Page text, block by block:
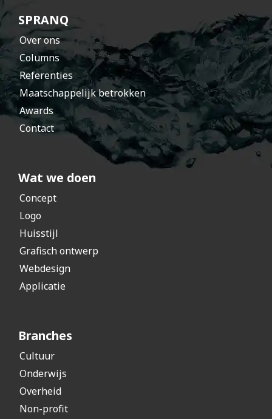
ht
SPRANQ
Over ons
Columns
Referenties
Maatschappelijk betrokken
Awards
Contact
Wat we doen
Concept
Logo
Huisstijl
Grafisch ontwerp
Webdesign
Applicatie
Branches
Cultuur
Onderwijs
Overheid
Non-profit